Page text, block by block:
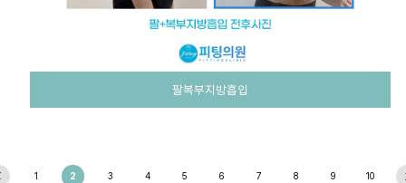
팔복부지방흡입
1 2 3 4 5 6 7 8 9 10